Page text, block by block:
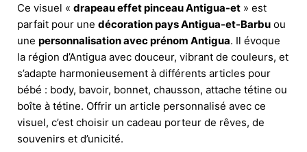
Ce visuel « drapeau effet pinceau Antigua-et » est
parfait pour une décoration pays Antigua-et-Barbu ou
une personnalisation avec prénom Antigua. Il évoque
la région d’Antigua avec douceur, vibrant de couleurs, et
s’adapte harmonieusement à différents articles pour
bébé : body, bavoir, bonnet, chausson, attache tétine ou
boîte à tétine. Offrir un article personnalisé avec ce
visuel, c’est choisir un cadeau porteur de rêves, de
souvenirs et d’unicité.